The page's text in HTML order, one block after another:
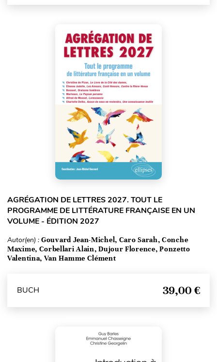
AGRÉGATION DE LETTRES 2027. TOUT LE
PROGRAMME DE LITTÉRATURE FRANÇAISE EN UN
VOLUME - ÉDITION 2027
Autor(en) : Gouvard Jean-Michel, Caro Sarah, Conche
Maxime, Corbellari Alain, Dujour Florence, Ponzetto
Valentina, Van Hamme Clément
BUCH 39,00 €